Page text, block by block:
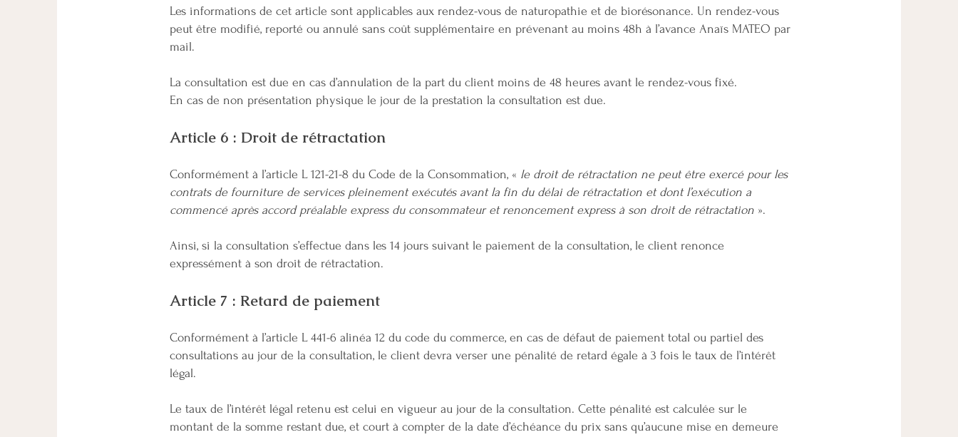
​Les informations de cet article sont applicables aux rendez-vous de naturopathie et de biorésonance. Un rendez-vous
peut être modifié, reporté ou annulé sans coût supplémentaire en prévenant au moins 48h à l’avance Anaïs MATEO par
mail.
La consultation est due en cas d’annulation de la part du client moins de 48 heures avant le rendez-vous fixé.
En cas de non présentation physique le jour de la prestation la consultation est due.
Article 6 : Droit de rétractation
​Conformément à l’article L 121-21-8 du Code de la Consommation, « le droit de rétractation ne peut être exercé pour les
contrats de fourniture de services pleinement exécutés avant la fin du délai de rétractation et dont l’exécution a
commencé après accord préalable express du consommateur et renoncement express à son droit de rétractation ».
Ainsi, si la consultation s’effectue dans les 14 jours suivant le paiement de la consultation, le client renonce
expressément à son droit de rétractation. ​
Article 7 : Retard de paiement
Conformément à l’article L 441-6 alinéa 12 du code du commerce, en cas de défaut de paiement total ou partiel des
consultations au jour de la consultation, le client devra verser une pénalité de retard égale à 3 fois le taux de l’intérêt
légal.
Le taux de l’intérêt légal retenu est celui en vigueur au jour de la consultation. Cette pénalité est calculée sur le
montant de la somme restant due, et court à compter de la date d’échéance du prix sans qu’aucune mise en demeure